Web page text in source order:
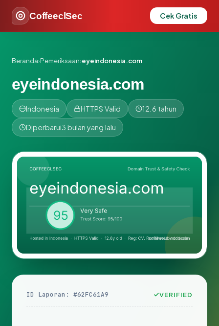
CoffeeclSec Cek Gratis
Beranda›Pemeriksaan›eyeindonesia.com
eyeindonesia.com
Indonesia HTTPS Valid 12.6 tahun
Diperbarui3 bulan yang lalu
ID Laporan: #62FC61A9 VERIFIED